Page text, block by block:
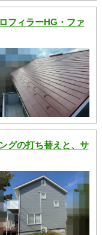
フィラーHG・ファ
グの打ち替えと、サ